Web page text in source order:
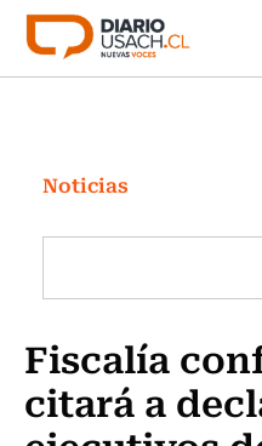
Click acá para ir
Investigación
Cultura
Programas Radio y
Noticias
Fiscalía
citará a